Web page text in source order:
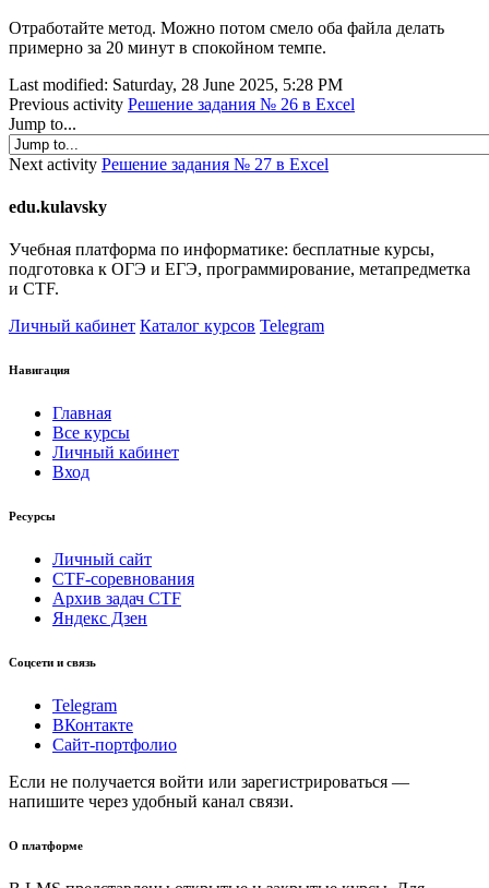
Отработайте метод. Можно потом смело оба файла делать
примерно за 20 минут в спокойном темпе.
Last modified: Saturday, 28 June 2025, 5:28 PM
Previous activity Решение задания № 26 в Excel
Jump to...
Next activity Решение задания № 27 в Excel
edu.kulavsky
Учебная платформа по информатике: бесплатные курсы,
подготовка к ОГЭ и ЕГЭ, программирование, метапредметка
и CTF.
Личный кабинет Каталог курсов Telegram
Навигация
Главная
Все курсы
Личный кабинет
Вход
Ресурсы
Личный сайт
CTF-соревнования
Архив задач CTF
Яндекс Дзен
Соцсети и связь
Telegram
ВКонтакте
Сайт-портфолио
Если не получается войти или зарегистрироваться —
напишите через удобный канал связи.
О платформе